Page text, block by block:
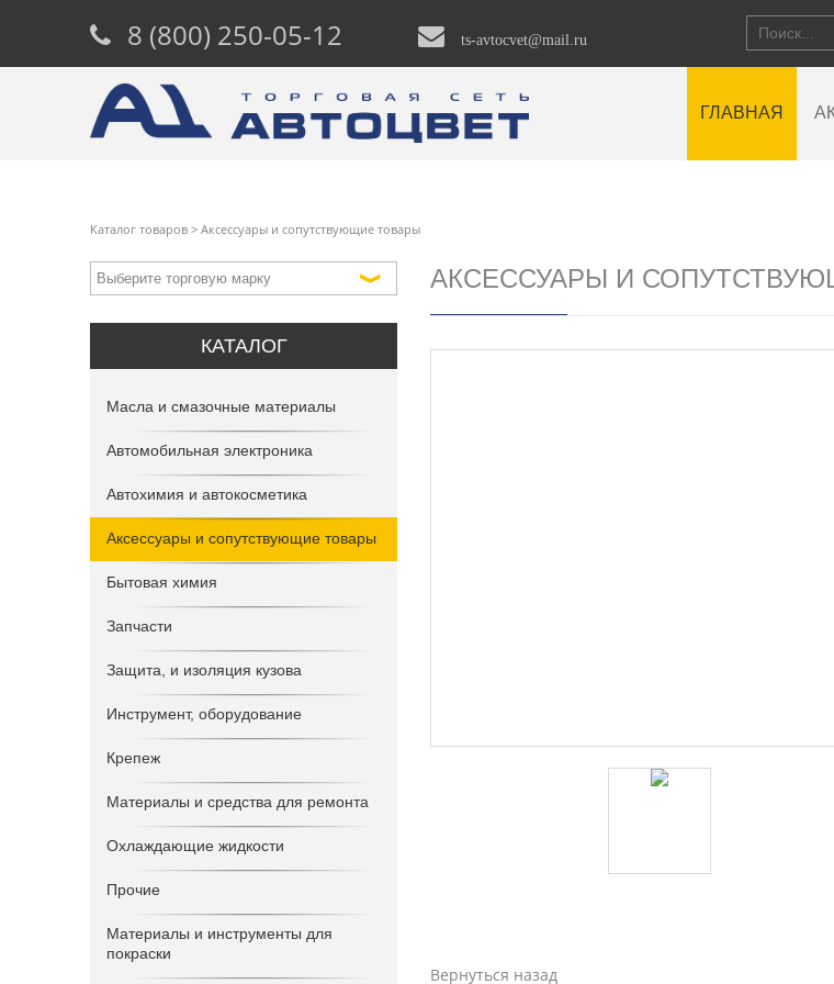
8 (800) 250-05-12 ts-avtocvet@mail.ru
ГЛАВНАЯ
Каталог товаров > Аксессуары и сопутствующие товары
КАТАЛОГ
Масла и смазочные материалы
Автомобильная электроника
Автохимия и автокосметика
Аксессуары и сопутствующие товары
Бытовая химия
Запчасти
Защита, и изоляция кузова
Инструмент, оборудование
Крепеж
Материалы и средства для ремонта
Охлаждающие жидкости
Прочие
Материалы и инструменты для
покраски
АКСЕССУАРЫ И
Вернуться назад